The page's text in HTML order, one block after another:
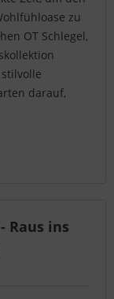
zu
OT Schlegel,
darauf,
Raus ins